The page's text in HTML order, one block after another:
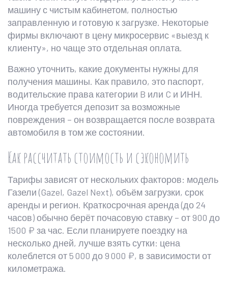
машину с чистым кабинетом, полностью
заправленную и готовую к загрузке. Некоторые
фирмы включают в цену микросервис «выезд к
клиенту», но чаще это отдельная оплата.
Важно уточнить, какие документы нужны для
получения машины. Как правило, это паспорт,
водительские права категории B или C и ИНН.
Иногда требуется депозит за возможные
повреждения – он возвращается после возврата
автомобиля в том же состоянии.
Как рассчитать стоимость и сэкономить
Тарифы зависят от нескольких факторов: модель
Газели (Gazel, Gazel Next), объём загрузки, срок
аренды и регион. Краткосрочная аренда (до 24
часов) обычно берёт почасовую ставку – от 900 до
1500 ₽ за час. Если планируете поездку на
несколько дней, лучше взять сутки: цена
колеблется от 5 000 до 9 000 ₽, в зависимости от
километража.